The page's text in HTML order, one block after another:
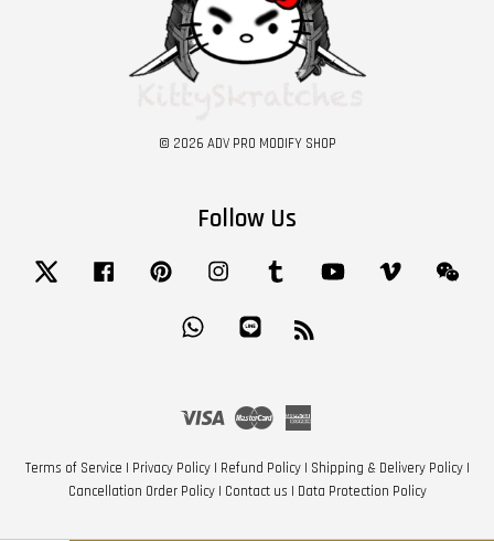
© 2026 ADV PRO MODIFY SHOP
Follow Us
Twitter Facebook Pinterest Instagram Tumblr YouTube Vimeo
Whatsapp
Visa Master
Terms of Service | Privacy Policy| Refund Policy| Shipping & Delivery Policy|
Cancellation Order Policy| Contact us | Data Protection Policy